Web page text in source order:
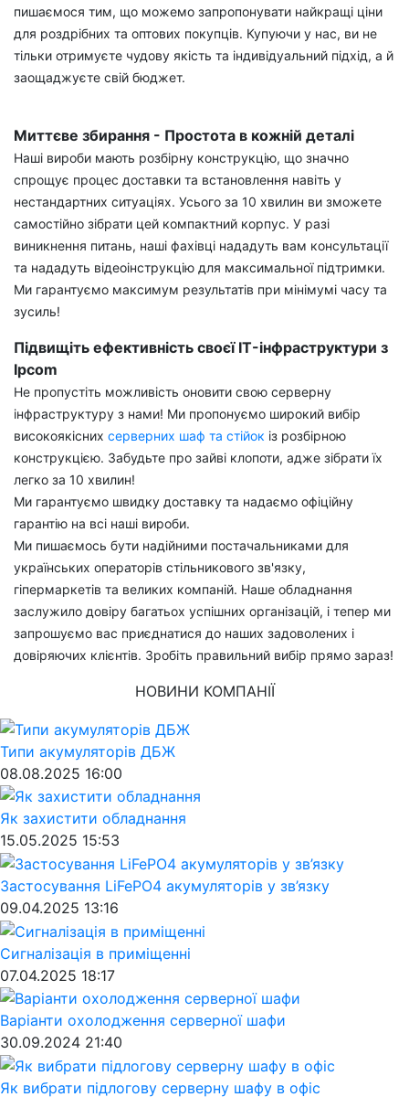
пишаємося тим, що можемо запропонувати найкращі ціни
для роздрібних та оптових покупців. Купуючи у нас, ви не
тільки отримуєте чудову якість та індивідуальний підхід, а й
заощаджуєте свій бюджет.
Миттєве збирання - Простота в кожній деталі
Наші вироби мають розбірну конструкцію, що значно
спрощує процес доставки та встановлення навіть у
нестандартних ситуаціях. Усього за 10 хвилин ви зможете
самостійно зібрати цей компактний корпус. У разі
виникнення питань, наші фахівці нададуть вам консультації
та нададуть відеоінструкцію для максимальної підтримки.
Ми гарантуємо максимум результатів при мінімумі часу та
зусиль!
Підвищіть ефективність своєї IT-інфраструктури з
Ipcom
Не пропустіть можливість оновити свою серверну
інфраструктуру з нами! Ми пропонуємо широкий вибір
високоякісних серверних шаф та стійок із розбірною
конструкцією. Забудьте про зайві клопоти, адже зібрати їх
легко за 10 хвилин!
Ми гарантуємо швидку доставку та надаємо офіційну
гарантію на всі наші вироби.
Ми пишаємось бути надійними постачальниками для
українських операторів стільникового зв'язку,
гіпермаркетів та великих компаній. Наше обладнання
заслужило довіру багатьох успішних організацій, і тепер ми
запрошуємо вас приєднатися до наших задоволених і
довіряючих клієнтів. Зробіть правильний вибір прямо зараз!
НОВИНИ КОМПАНІЇ
Типи акумуляторів ДБЖ
08.08.2025 16:00
Як захистити обладнання
15.05.2025 15:53
Застосування LiFePO4 акумуляторів у зв’язку
09.04.2025 13:16
Cигналізація в приміщенні
07.04.2025 18:17
Варіанти охолодження серверної шафи
30.09.2024 21:40
Як вибрати підлогову серверну шафу в офіс